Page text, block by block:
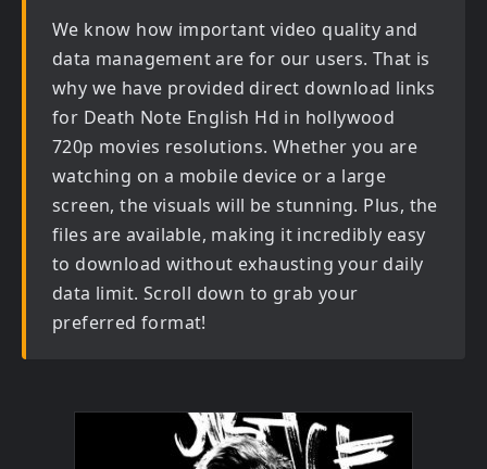
We know how important video quality and
data management are for our users. That is
why we have provided direct download links
for Death Note English Hd in hollywood
720p movies resolutions. Whether you are
watching on a mobile device or a large
screen, the visuals will be stunning. Plus, the
files are available, making it incredibly easy
to download without exhausting your daily
data limit. Scroll down to grab your
preferred format!